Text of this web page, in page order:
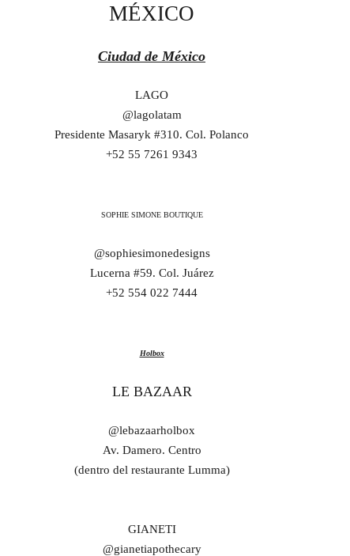
MÉXICO
Ciudad de México
LAGO
@lagolatam
Presidente Masaryk #310. Col. Polanco
+52 55 7261 9343
SOPHIE SIMONE BOUTIQUE
@sophiesimonedesigns
Lucerna #59. Col. Juárez
+52 554 022 7444
Holbox
LE BAZAAR
@lebazaarholbox
Av. Damero. Centro
(dentro del restaurante Lumma)
GIANETI
@gianetiapothecary